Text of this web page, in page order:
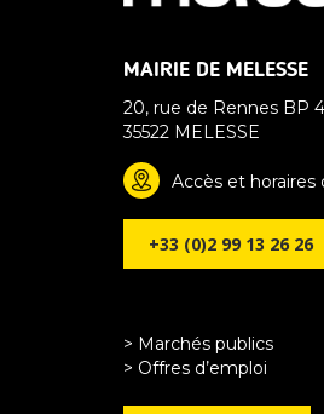
MAIRIE DE MELESSE
20, rue de Rennes BP
35522 MELESSE
Accès et horaires
+33 (0)2 99 13 26 26
> Marchés publics
> Offres d’emploi